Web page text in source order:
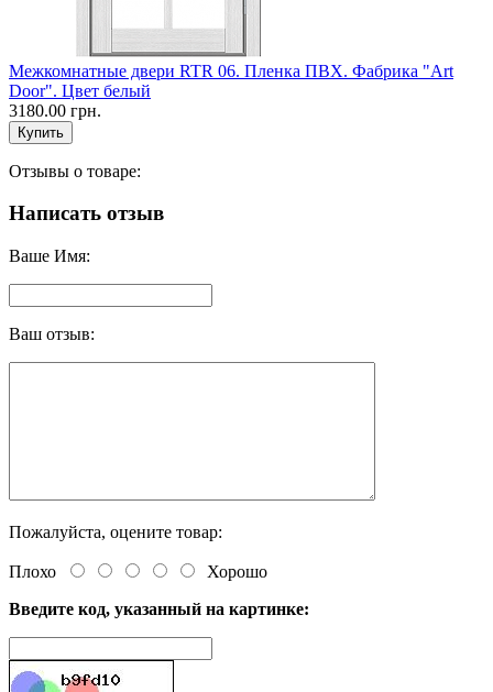
Межкомнатные двери RTR 06. Пленка ПВХ. Фабрика "Art
Door". Цвет белый
3180.00 грн.
Отзывы о товаре:
Написать отзыв
Ваше Имя:
Ваш отзыв:
Пожалуйста, оцените товар:
Плохо
Хорошо
Введите код, указанный на картинке: